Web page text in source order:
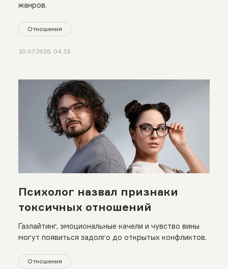
жанров.
Отношения
30.07.2026, 04:33
Психолог назвал признаки
токсичных отношений
Газлайтинг, эмоциональные качели и чувство вины
могут появиться задолго до открытых конфликтов.
Отношения